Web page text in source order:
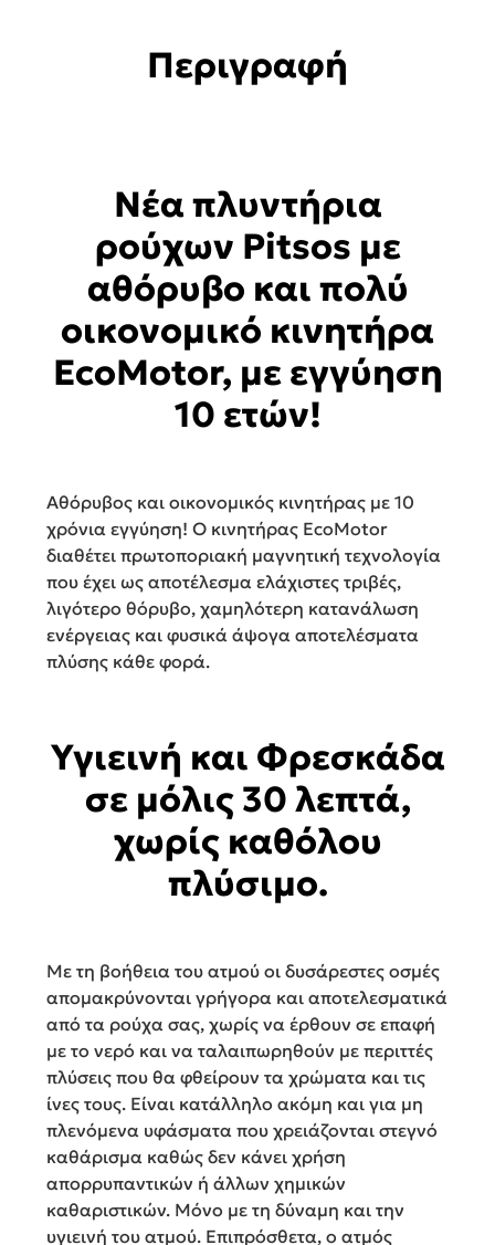
Περιγραφή
Νέα πλυντήρια
ρούχων Pitsos με
αθόρυβο και πολύ
οικονομικό κινητήρα
EcoMotor, με εγγύηση
10 ετών!
Αθόρυβος και οικονομικός κινητήρας με 10
χρόνια εγγύηση! Ο κινητήρας EcoMotor
διαθέτει πρωτοποριακή μαγνητική τεχνολογία
που έχει ως αποτέλεσμα ελάχιστες τριβές,
λιγότερο θόρυβο, χαμηλότερη κατανάλωση
ενέργειας και φυσικά άψογα αποτελέσματα
πλύσης κάθε φορά.
Υγιεινή και Φρεσκάδα
σε μόλις 30 λεπτά,
χωρίς καθόλου
πλύσιμο.
Με τη βοήθεια του ατμού οι δυσάρεστες οσμές
απομακρύνονται γρήγορα και αποτελεσματικά
από τα ρούχα σας, χωρίς να έρθουν σε επαφή
με το νερό και να ταλαιπωρηθούν με περιττές
πλύσεις που θα φθείρουν τα χρώματα και τις
ίνες τους. Είναι κατάλληλο ακόμη και για μη
πλενόμενα υφάσματα που χρειάζονται στεγνό
καθάρισμα καθώς δεν κάνει χρήση
απορρυπαντικών ή άλλων χημικών
καθαριστικών. Μόνο με τη δύναμη και την
υγιεινή του ατμού. Επιπρόσθετα, ο ατμός